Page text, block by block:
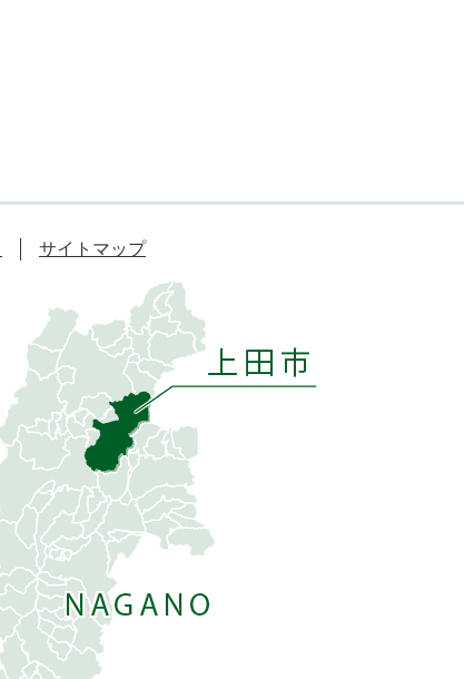
サイトマップ